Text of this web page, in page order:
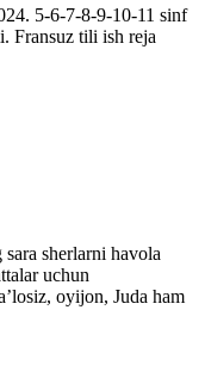
5-6-7-8-9-10-11 sinf
Fransuz tili ish reja
sherlarni havola
uchun
oyijon, Juda ham